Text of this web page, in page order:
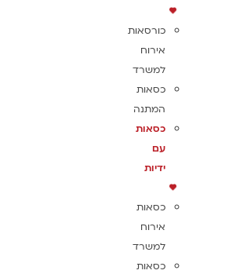
כורסאות
אירוח
למשרד
כסאות
המתנה
כסאות
עם
ידיות
כסאות
אירוח
למשרד
כסאות